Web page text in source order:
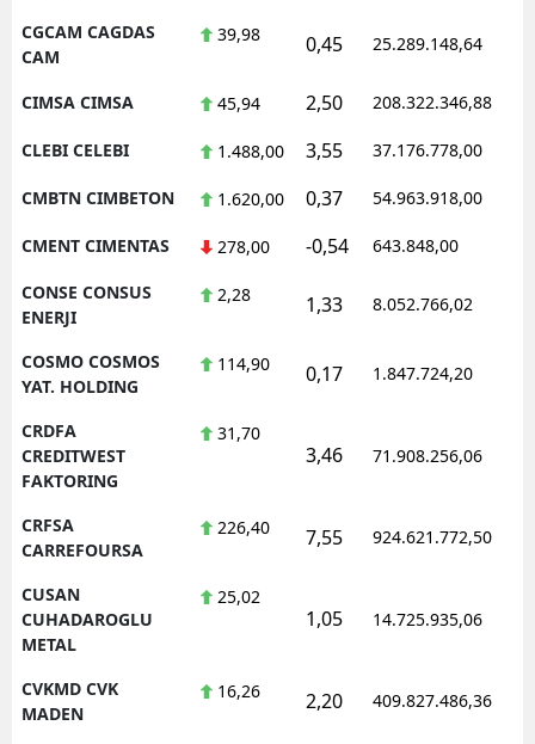
CGCAM CAGDAS
CAM
39,98 0,45 25.289.148,64
CIMSA CIMSA 45,94 2,50 208.322.346,88
CLEBI CELEBI 1.488,00 3,55 37.176.778,00
CMBTN CIMBETON 1.620,00 0,37 54.963.918,00
CMENT CIMENTAS 278,00 -0,54 643.848,00
CONSE CONSUS
ENERJI
2,28 1,33 8.052.766,02
COSMO COSMOS
YAT. HOLDING
114,90 0,17 1.847.724,20
CRDFA
CREDITWEST
FAKTORING
31,70
3,46 71.908.256,06
CRFSA
CARREFOURSA
226,40 7,55 924.621.772,50
CUSAN
CUHADAROGLU
METAL
25,02
1,05 14.725.935,06
CVKMD CVK
MADEN
16,26 2,20 409.827.486,36